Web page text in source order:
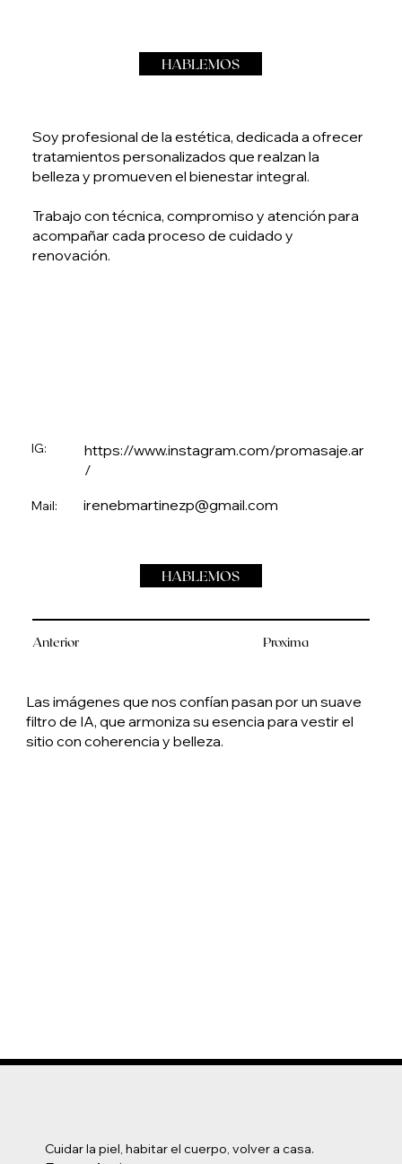
HABLEMOS
Anterior Proxima
Soy profesional de la estética, dedicada a ofrecer
tratamientos personalizados que realzan la
belleza y promueven el bienestar integral.
Trabajo con técnica, compromiso y atención para
acompañar cada proceso de cuidado y
renovación.
IG:
https://www.instagram.com/promasaje.ar
/
Mail: irenebmartinezp@gmail.com
HABLEMOS
Las imágenes que nos confían pasan por un suave
filtro de IA, que armoniza su esencia para vestir el
sitio con coherencia y belleza.
Cuidar la piel, habitar el cuerpo, volver a casa.